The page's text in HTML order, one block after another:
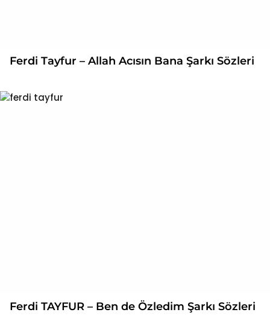
Ferdi Tayfur – Allah Acısın Bana Şarkı Sözleri
Ferdi TAYFUR – Ben de Özledim Şarkı Sözleri